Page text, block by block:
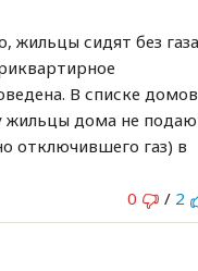
жильцы сидят без газа
В списке домов
жильцы дома не
отключившего газ) в
0
/ 2